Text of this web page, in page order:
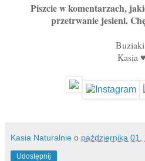
Piszcie w komentarzach,
przetrwanie jesieni.
Kasia ♥
Kasia Naturalnie o października 01,
Udostępnij